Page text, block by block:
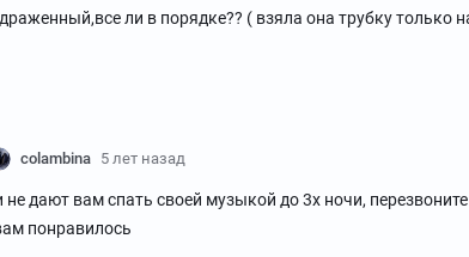
ли в порядке?? ( взяла она трубку только
colambina 5 лет назад
не дают вам спать своей музыкой до 3х ночи,
понравилось